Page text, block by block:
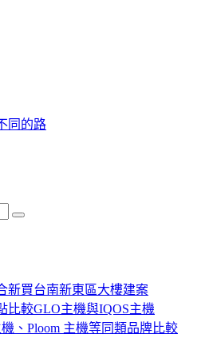
同的路
新買台南新東區大樓建案
比較GLO主機與IQOS主機
、Ploom 主機等同類品牌比較